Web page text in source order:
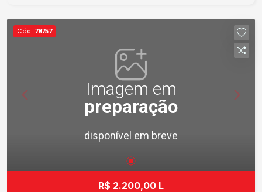
Cód. 78757
Imagem em
preparação
disponível em breve
R$ 2.200,00 L